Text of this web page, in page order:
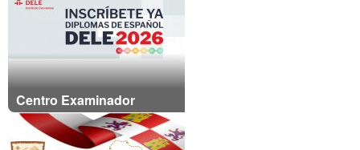
Centro Examinador